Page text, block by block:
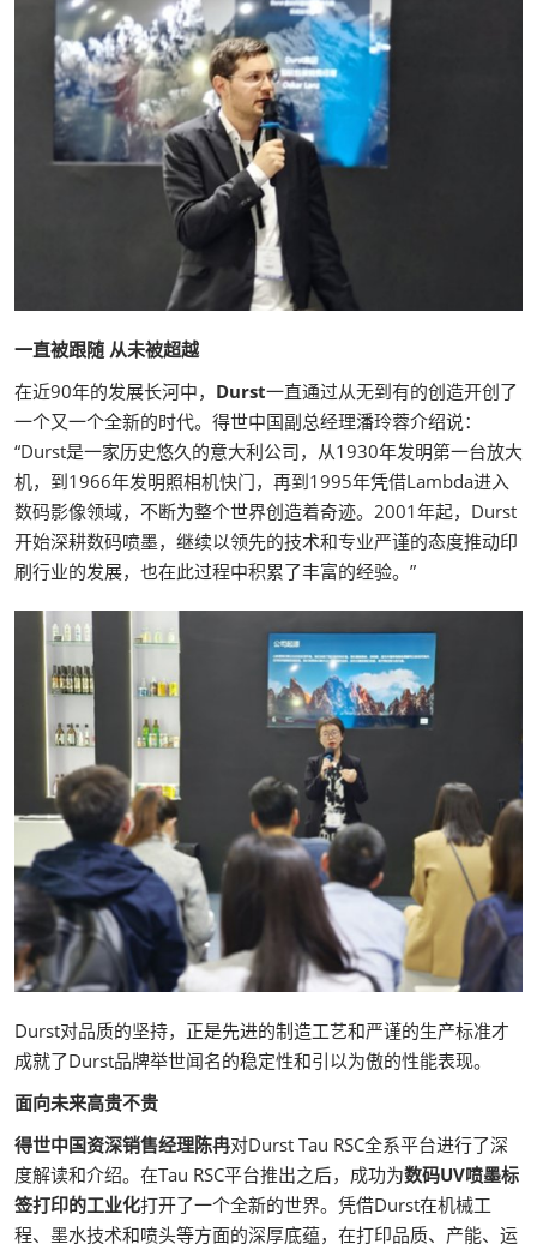
一直被跟随 从未被超越
在近90年的发展长河中， Durst一直通过从无到有的创造开创了
一个又一个全新的时代。得世中国副总经理潘玲蓉介绍说：
“Durst是一家历史悠久的意大利公司，从1930年发明第一台放大
机，到1966年发明照相机快门，再到1995年凭借Lambda进入
数码影像领域，不断为整个世界创造着奇迹。2001年起，Durst
开始深耕数码喷墨，继续以领先的技术和专业严谨的态度推动印
刷行业的发展，也在此过程中积累了丰富的经验。”
Durst对品质的坚持，正是先进的制造工艺和严谨的生产标准才
成就了Durst品牌举世闻名的稳定性和引以为傲的性能表现。
面向未来高贵不贵
得世中国资深销售经理陈冉对Durst Tau RSC全系平台进行了深
度解读和介绍。在Tau RSC平台推出之后，成功为数码UV喷墨标
签打印的工业化打开了一个全新的世界。凭借Durst在机械工
程、墨水技术和喷头等方面的深厚底蕴，在打印品质、产能、运